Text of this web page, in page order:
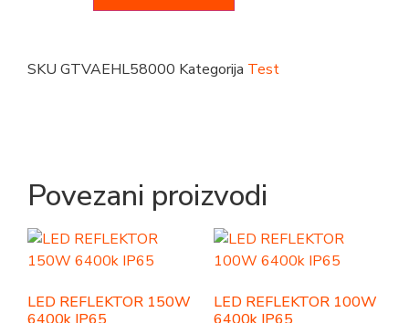
SKU GTVAEHL58000 Kategorija Test
Povezani proizvodi
LED REFLEKTOR 150W
LED REFLEKTOR 100W